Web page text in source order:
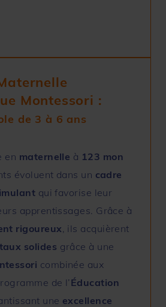
Montessori :
de 3 à 6 ans
en maternelle à 123 mon
évoluent dans un cadre
qui favorise leur
apprentissages. Grâce à
rigoureux , ils acquièrent
solides grâce à une
combinée aux
de l’ Éducation
une excellence